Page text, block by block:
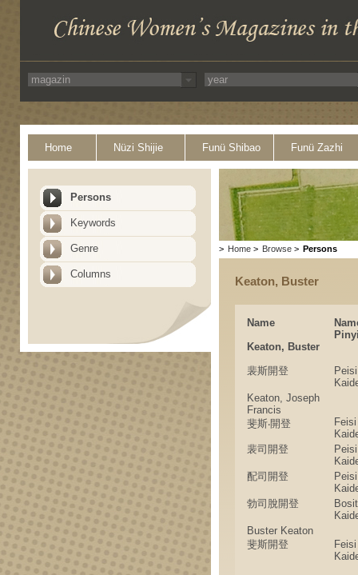
Home Nüzi Shijie Funü Shibao Funü Zazhi
Persons
Keywords
Genre
Columns
> Home > Browse > Persons
Keaton, Buster
Name
Keaton, Buster
裴斯開登
Peisi
Keaton, Joseph
Francis
斐斯‧開登
Feisi
裴司開登
Peisi
配司開登
Peisi
勃司脫開登
Buster Keaton
斐斯開登
Feisi